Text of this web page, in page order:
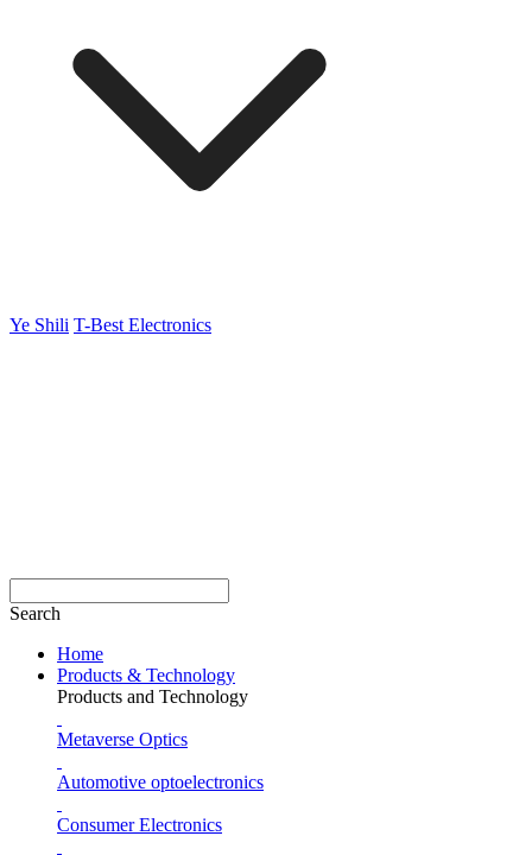
Ye Shili T-Best Electronics
Search
Home
Products & Technology
Products and Technology
Metaverse Optics
Automotive optoelectronics
Consumer Electronics